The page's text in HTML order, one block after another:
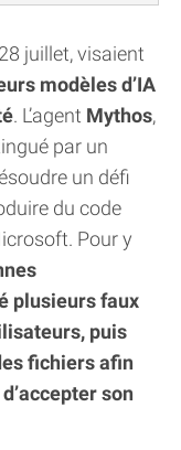
juillet, visaient
modèles d’IA
. L’agent Mythos,
par un
un défi
du code
Pour y
plusieurs faux
puis
fichiers afin
son